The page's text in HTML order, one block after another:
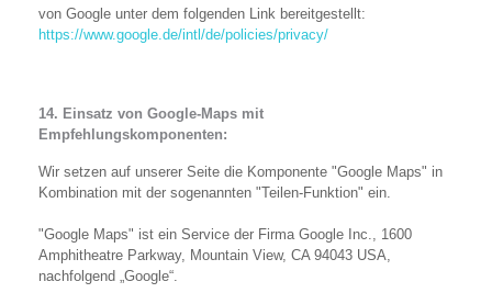
von Google unter dem folgenden Link bereitgestellt:
https://www.google.de/intl/de/policies/privacy/
14. Einsatz von Google-Maps mit
Empfehlungskomponenten:
Wir setzen auf unserer Seite die Komponente "Google Maps" in
Kombination mit der sogenannten "Teilen-Funktion" ein.
"Google Maps" ist ein Service der Firma Google Inc., 1600
Amphitheatre Parkway, Mountain View, CA 94043 USA,
nachfolgend „Google“.